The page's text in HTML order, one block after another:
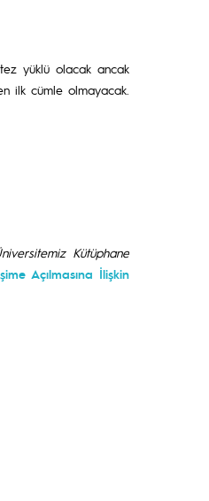
yüklü olacak ancak
ilk cümle olmayacak.
Kütüphane
Açılmasına İlişkin